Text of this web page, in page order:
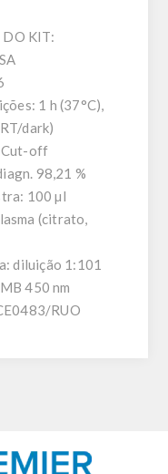
DO KIT:
1 h (37°C),
dark)
Cut-off
98,21 %
100 µl
(citrato,
diluição 1:101
450 nm
RUO